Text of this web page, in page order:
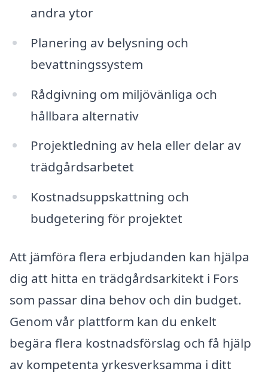
andra ytor
Planering av belysning och
bevattningssystem
Rådgivning om miljövänliga och
hållbara alternativ
Projektledning av hela eller delar av
trädgårdsarbetet
Kostnadsuppskattning och
budgetering för projektet
Att jämföra flera erbjudanden kan hjälpa
dig att hitta en trädgårdsarkitekt i Fors
som passar dina behov och din budget.
Genom vår plattform kan du enkelt
begära flera kostnadsförslag och få hjälp
av kompetenta yrkesverksamma i ditt